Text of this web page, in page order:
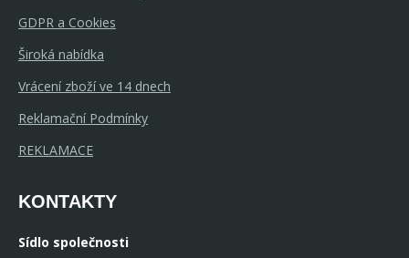
GDPR a Cookies
Široká nabídka
Vrácení zboží ve 14 dnech
Reklamační Podmínky
REKLAMACE
KONTAKTY
Sídlo společnosti